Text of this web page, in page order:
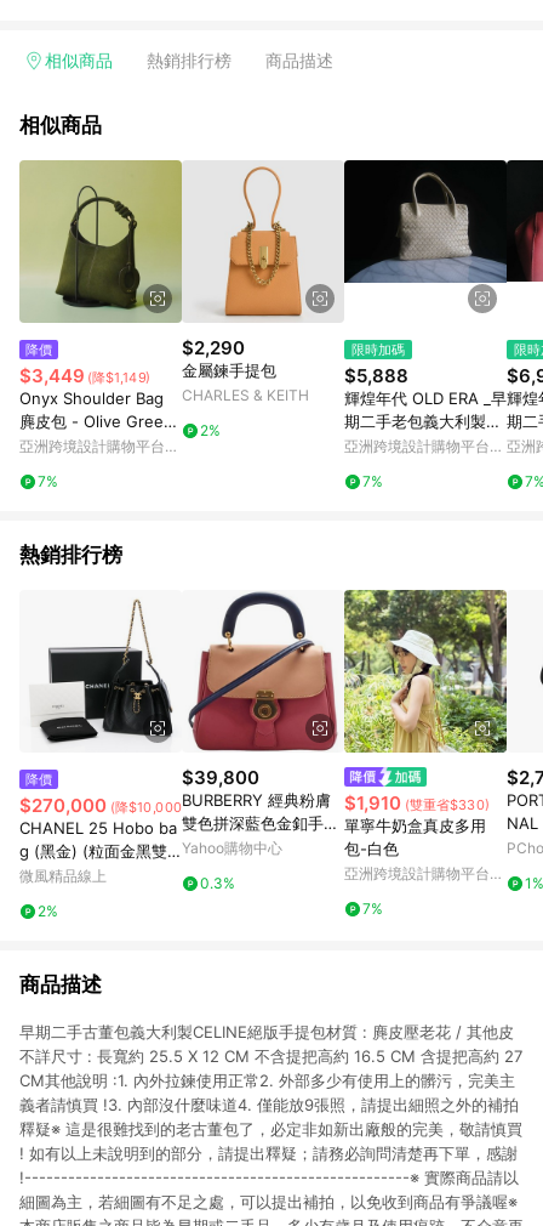
回饋訂單不得享有 Pinkoi 站方優惠，例如首購優惠，P coins，
行為，不具贈點資格，部分退款不在此限。 6. APP 請更新至
貨後 45 天後發送。 8. 群眾募資商品，禮物卡，開館保證金，補
運費，攤位費等不具贈點資格。 9. LINE 購物站上之商品規格、
顏色、價位、贈品如與 Pinkoi 商品資訊頁及購物車不符，以
Pinkoi 購物商品資訊頁及購物車標示為準。 10. 點數紅包使用規
則請以點數紅包活動說明為準。 11. 若於 LINE 購物前往 Pinkoi
頁面後才首次下載 Pinkoi APP 並完成訂單，不符合導購資格；承
上，首次下載 Pinkoi APP 後，需透過 LINE 購物前往 Pinkoi 頁
相似商品 熱銷排行榜 商品描述
相似商品
降價
$3,449 (降$1,149)
Onyx Shoulder Bag
麂皮包 - Olive Green
Suede Leather 絨面
亞洲跨境設計購物平台
7%
$2,290
金屬鍊手提包
CHARLES & KEITH
2%
限時加碼
$5,888
輝煌年代 OLD ERA _早
期二手老包義大利製BA
LLY手提包
亞洲跨境設計購物平台
7%
限
輝煌
期二
手提
亞洲
熱銷排行榜
降價
$270,000 (降$10,000)
CHANEL 25 Hobo ba
g (黑金) (粒面金黑雙
色鏈帶)
微風精品線上
2%
$39,800
BURBERRY 經典粉膚
雙色拼深藍色金釦手
提/斜背包(粉色/膚色)
Yahoo購物中心
0.3%
$1,910 (雙重省$330)
單寧牛奶盒真皮多用
包-白色
亞洲跨境設計購物平台
7%
NAL
列
1%
商品描述
早期二手古董包義大利製CELINE絕版手提包材質 : 麂皮壓老花 / 其他皮
不詳尺寸 : 長寬約 25.5 X 12 CM 不含提把高約 16.5 CM 含提把高約 27
CM其他說明 :1. 內外拉鍊使用正常2. 外部多少有使用上的髒污，完美主
義者請慎買 !3. 內部沒什麼味道4. 僅能放9張照，請提出細照之外的補拍
釋疑※ 這是很難找到的老古董包了，必定非如新出廠般的完美，敬請慎買
! 如有以上未說明到的部分，請提出釋疑；請務必詢問清楚再下單，感謝
!-----------------------------------------------------※ 實際商品請以
細圖為主，若細圖有不足之處，可以提出補拍，以免收到商品有爭議喔※